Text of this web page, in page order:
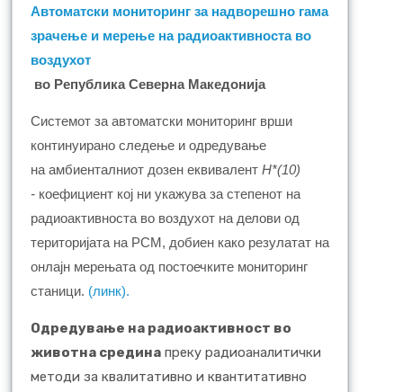
Автоматски мониторинг за надворешно гама
зрачење и мерење на радиоактивноста во
воздухот
во Република Северна Македонија
Системот за автоматски мониторинг врши
континуирано следење и одредување
на aмбиенталниот дозен еквивалент H*(10)
- коефициент кој ни укажува за степенот на
радиoактивноста во воздухот на делови од
територијата на РСМ, добиен како резулатат на
онлајн мерењата од постоечките мониторинг
станици. (линк).
Одредување на радиоактивност во
животна средина преку радиоаналитички
методи за квалитативно и квантитативно